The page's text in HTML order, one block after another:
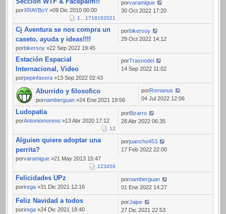
porXRAYBoY »09 Dic 2010 00:00
1…1718192021
porvaramigue
30 Oct 2022 17:20
Cj Aventura se nos compra un
caseto, ayuda y ideas!!!!
porbikersoy »22 Sep 2022 19:45
porbikersoy
29 Oct 2022 14:12
Estación Espacial
Internacional, Video
porpepinfaxera »13 Sep 2022 02:43
porTrasnodel
14 Sep 2022 11:02
Aburrido y filosofico
pornamberguan »24 Ene 2021 19:56
porRomanus
04 Jul 2022 12:06
Ludopatia
porAntoniomoreno »13 Abr 2020 17:12
12
porBizarro
28 Abr 2022 06:35
Alguien quiere adoptar una
perrita?
porvaramigue »21 May 2013 15:47
123456
porjuancho453
17 Feb 2022 22:00
Felicidades UPz
porirega »31 Dic 2021 12:16
pornamberguan
01 Ene 2022 14:27
Feliz Navidad a todos
porirega »24 Dic 2021 18:40
porJaipe
27 Dic 2021 22:53